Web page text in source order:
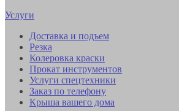
Услуги
Доставка и подъем
Резка
Колеровка краски
Прокат инструментов
Услуги спецтехники
Заказ по телефону
Крыша вашего дома